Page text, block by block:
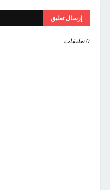
إرسال تعليق
0 تعليقات